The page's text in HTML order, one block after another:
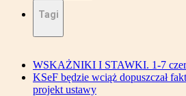
Tagi
WSKAŻNIKI I STAWKI. 1-7
KSeF będzie wciąż dopuszczał
projekt ustawy